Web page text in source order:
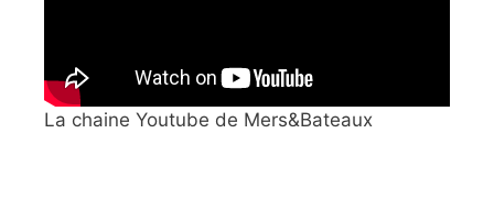
La chaine Youtube de Mers&Bateaux